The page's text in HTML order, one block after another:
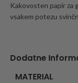
Kakovosten papir za
vsakem potezu
Dodatne
MATERIAL